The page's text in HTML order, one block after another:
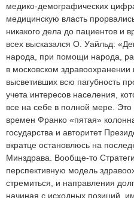
медико-демографических
медицинскую власть
никакого дела до пациентов и
всех высказался О. Уайльд:
народа, при помощи народа,
в московском
высветивших всю пагубность
учета интересов населения,
все на себе в полной мере. Это
времен Франко «пятая»
государства и авторитет
вкратце остановлюсь на
Минздрава. Вообще-то
перспективную модель
стремиться, и направления
начиная с исходных позиций,